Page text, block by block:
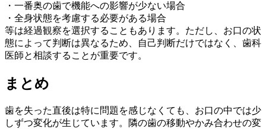
・一番奥の歯で機能への影響が少ない場合
・全身状態を考慮する必要がある場合
等は経過観察を選択することもあります。ただし、お口の状
態によって判断は異なるため、自己判断だけではなく、歯科
医師と相談することが重要です。
まとめ
歯を失った直後は特に問題を感じなくても、お口の中では少
しずつ変化が生じています。隣の歯の移動やかみ合わせの変